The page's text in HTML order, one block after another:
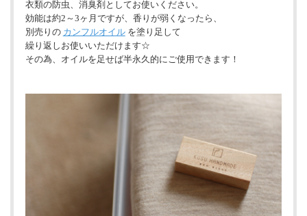
衣類の防虫、消臭剤としてお使いください。
効能は約2～3ヶ月ですが、香りが弱くなったら、
別売りの カンフルオイルを塗り足して
繰り返しお使いいただけます☆
その為、オイルを足せば半永久的にご使用できます！